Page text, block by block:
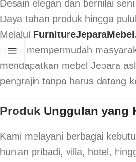
Desain elegan dan bernilai
Daya tahan produk hingga
Melalui
untuk mempermudah
mendapatkan mebel Jepara
pengrajin tanpa harus datang
Produk Unggulan yang
Kami melayani berbagai
hunian pribadi, villa, hotel,